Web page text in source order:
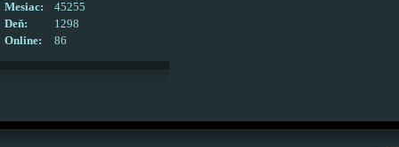
Online: 86
Mesiac:
45255
Deň:
1298